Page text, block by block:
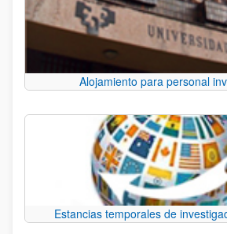
Alojamiento para personal
Estancias temporales de